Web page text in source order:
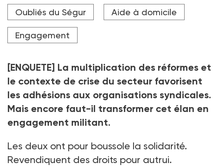
Santé-Sociaux évoque « une progression constante,
de l’ordre de 2 % par an », depuis quatre ans.
Crédit photo Adobe stock
Oubliés du Ségur Aide à domicile
Engagement
[ENQUETE] La multiplication des réformes et
le contexte de crise du secteur favorisent
les adhésions aux organisations syndicales.
Mais encore faut-il transformer cet élan en
engagement militant.
Les deux ont pour boussole la solidarité.
Revendiquent des droits pour autrui.